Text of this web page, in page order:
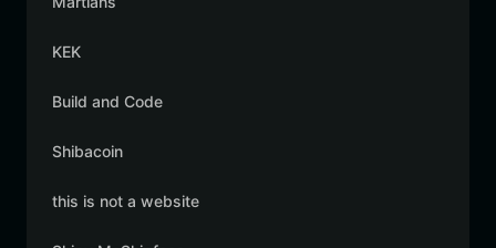
KEK
Build and Code
Shibacoin
this is not a website